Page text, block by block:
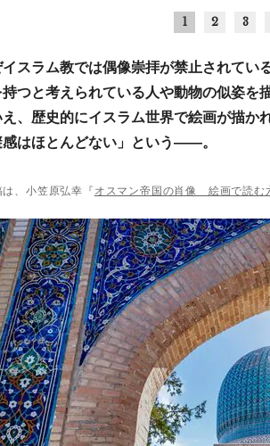
1 2 3
スラム教では偶像崇拝が禁止されてい
持つと考えられている人や動物の似姿を
え、歴史的にイスラム世界で絵画が描か
感はほとんどない」という――。
、小笠原弘幸『 オスマン帝国の肖像 絵画で読む